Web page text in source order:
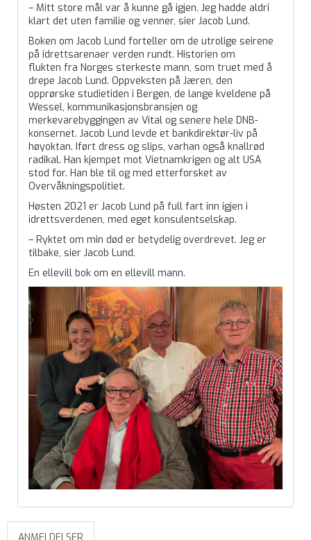
– Mitt store mål var å kunne gå igjen. Jeg hadde aldri
klart det uten familie og venner, sier Jacob Lund.
Boken om Jacob Lund forteller om de utrolige seirene
på idrettsarenaer verden rundt. Historien om
flukten fra Norges sterkeste mann, som truet med å
drepe Jacob Lund. Oppveksten på Jæren, den
opprørske studietiden i Bergen, de lange kveldene på
Wessel, kommunikasjonsbransjen og
merkevarebyggingen av Vital og senere hele DNB-
konsernet. Jacob Lund levde et bankdirektør-liv på
høyoktan. Iført dress og slips, varhan også knallrød
radikal. Han kjempet mot Vietnamkrigen og alt USA
stod for. Han ble til og med etterforsket av
Overvåkningspolitiet.
Høsten 2021 er Jacob Lund på full fart inn igjen i
idrettsverdenen, med eget konsulentselskap.
– Ryktet om min død er betydelig overdrevet. Jeg er
tilbake, sier Jacob Lund.
En ellevill bok om en ellevill mann.